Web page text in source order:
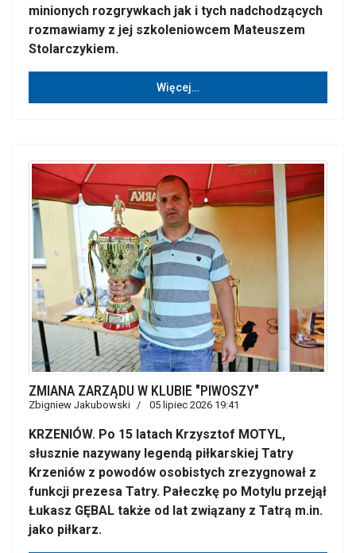
minionych rozgrywkach jak i tych nadchodzących
rozmawiamy z jej szkoleniowcem Mateuszem
Stolarczykiem.
Więcej…
ZMIANA ZARZĄDU W KLUBIE "PIWOSZY"
Zbigniew Jakubowski 05 lipiec 2026 19:41
KRZENIÓW. Po 15 latach Krzysztof MOTYL,
słusznie nazywany legendą piłkarskiej Tatry
Krzeniów z powodów osobistych zrezygnował z
funkcji prezesa Tatry. Pałeczkę po Motylu przejął
Łukasz GĘBAL także od lat związany z Tatrą m.in.
jako piłkarz.